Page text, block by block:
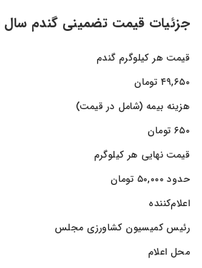
جزئیات قیمت تضمینی گندم سال ۱۴۰۵:
قیمت هر کیلوگرم گندم
۴۹,۶۵۰ تومان
هزینه بیمه (شامل در قیمت)
۶۵۰ تومان
قیمت نهایی هر کیلوگرم
حدود ۵۰,۰۰۰ تومان
اعلام‌کننده
رئیس کمیسیون کشاورزی مجلس
محل اعلام